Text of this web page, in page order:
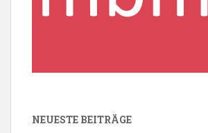
NEUESTE BEITRÄGE